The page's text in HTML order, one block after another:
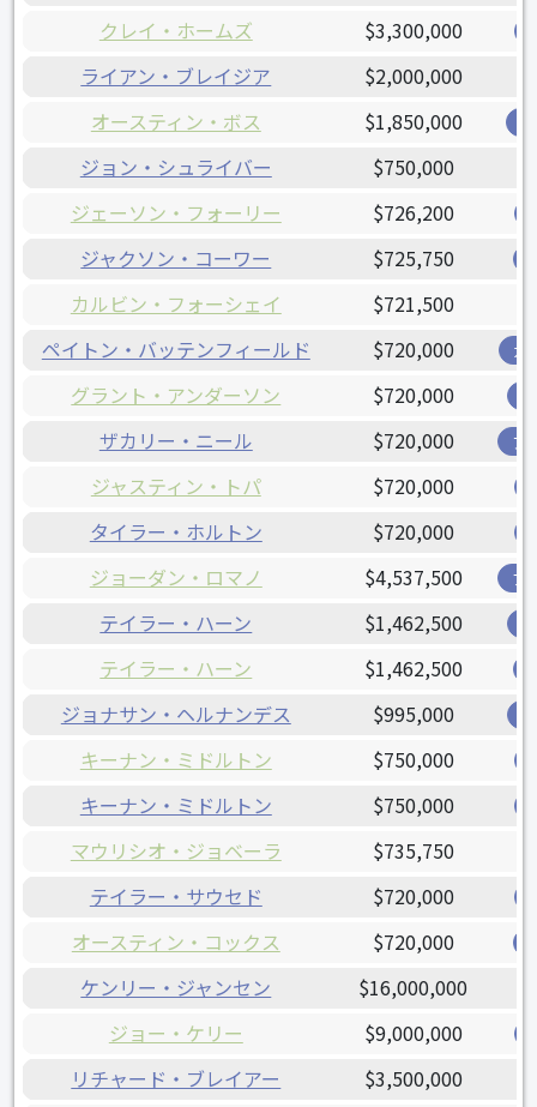
クレイ・ホームズ $3,300,000
ライアン・ブレイジア $2,000,000
オースティン・ボス $1,850,000
ジョン・シュライバー $750,000
ジェーソン・フォーリー $726,200
ジャクソン・コーワー $725,750
カルビン・フォーシェイ
$721,500
ペイトン・バッテンフィールド
$720,000 ガ
グラント・アンダーソン $720,000
ザカリー・ニール $720,000 ア
ジャスティン・トパ $720,000
タイラー・ホルトン $720,000
ジョーダン・ロマノ $4,537,500 ブ
テイラー・ハーン $1,462,500
テイラー・ハーン $1,462,500
ジョナサン・ヘルナンデス $995,000
キーナン・ミドルトン $750,000
キーナン・ミドルトン $750,000
マウリシオ・ジョベーラ $735,750
テイラー・サウセド $720,000
オースティン・コックス $720,000
ケンリー・ジャンセン $16,000,000
ジョー・ケリー $9,000,000
リチャード・ブレイアー $3,500,000